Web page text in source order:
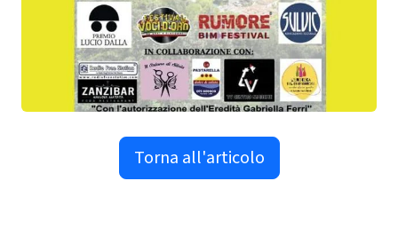
Torna all'articolo